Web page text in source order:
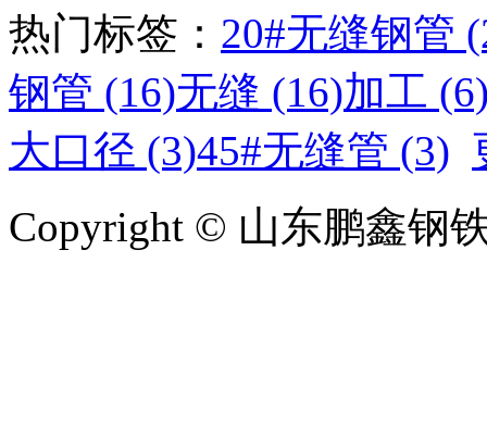
热门标签： 20#无缝钢管
钢管 (16)无缝 (16)加工
大口径 (3)45#无缝管 (3)
Copyright © 山东鹏鑫钢